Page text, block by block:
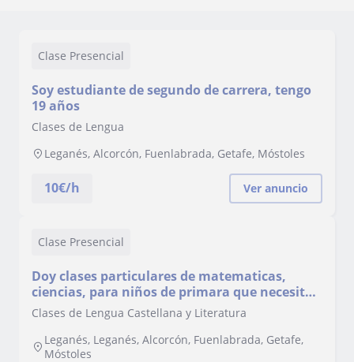
Clase Presencial
Soy estudiante de segundo de carrera, tengo
19 años
Clases de Lengua
Leganés, Alcorcón, Fuenlabrada, Getafe, Móstoles
10€/h Ver anuncio
Clase Presencial
Doy clases particulares de matematicas,
ciencias, para niños de primara que necesiten
un apoyo
Clases de Lengua Castellana y Literatura
Leganés, Leganés, Alcorcón, Fuenlabrada, Getafe,
Móstoles